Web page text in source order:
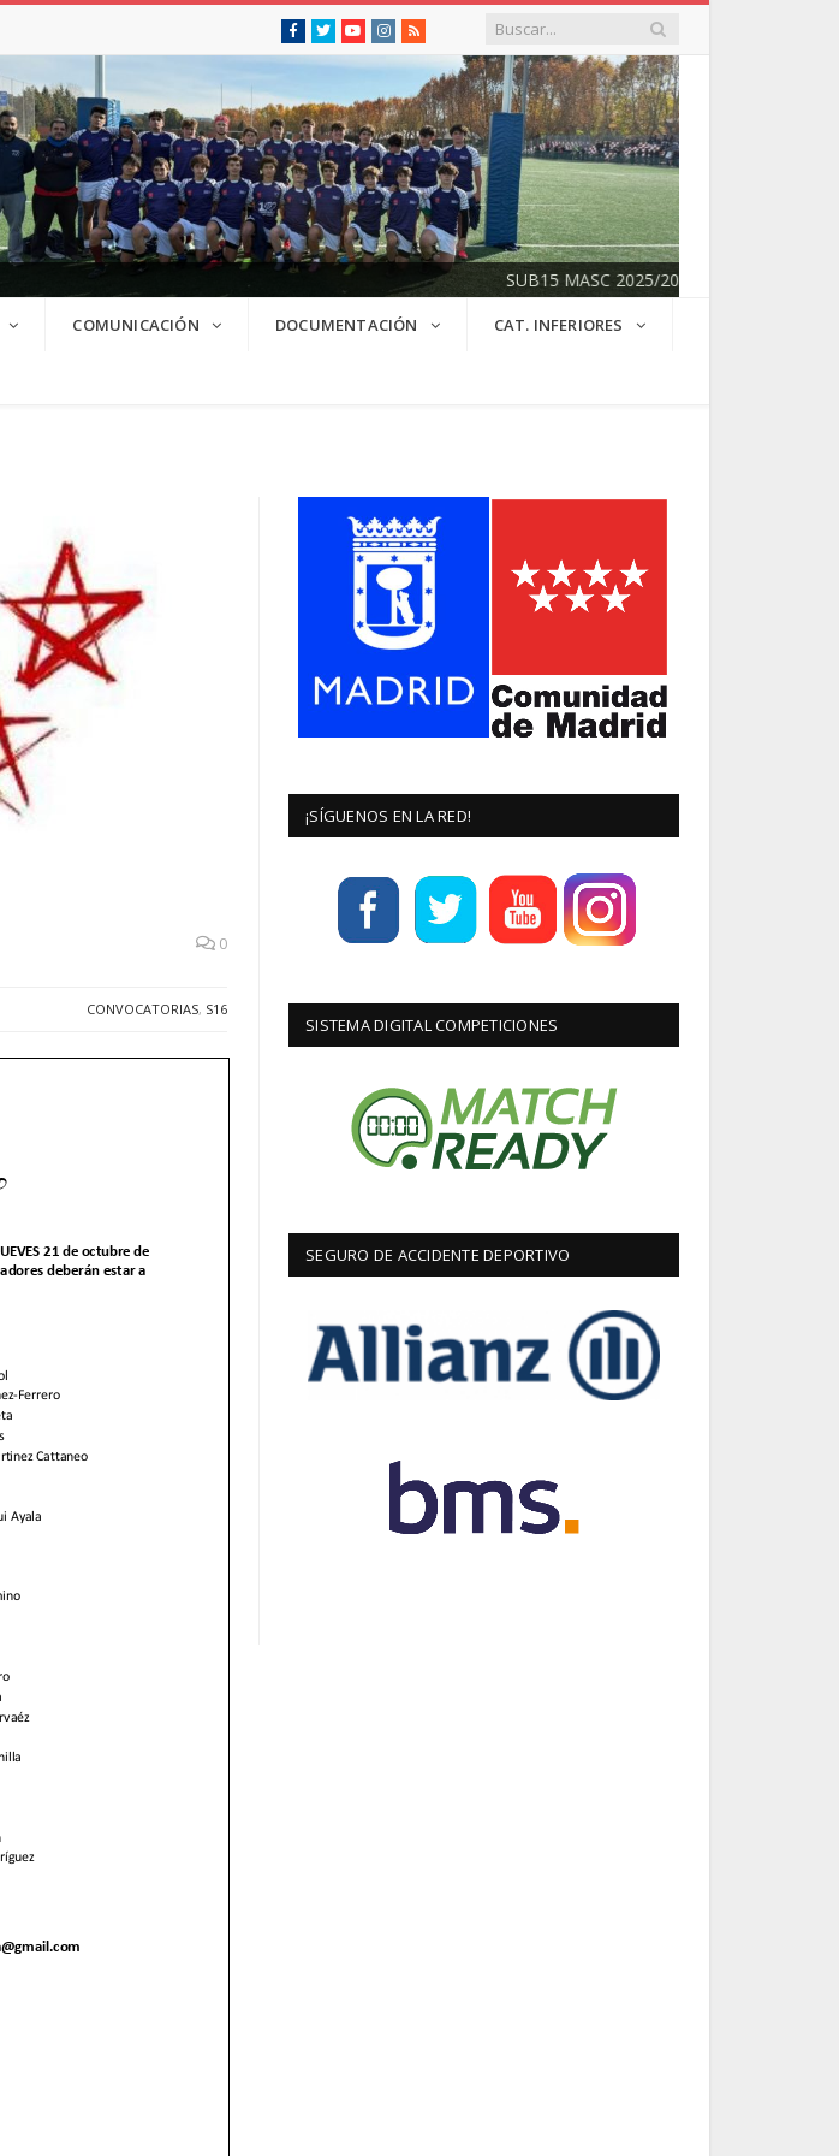
Facebook
Twitter YoutubeInstagram
RSS
SUB15 MASC 2025/2026
COMUNICACIÓN DOCUMENTACIÓN CAT. INFERIORES
0
CONVOCATORIAS, S16
¡SÍGUENOS EN LA RED!
SISTEMA DIGITAL COMPETICIONES
SEGURO DE ACCIDENTE DEPORTIVO